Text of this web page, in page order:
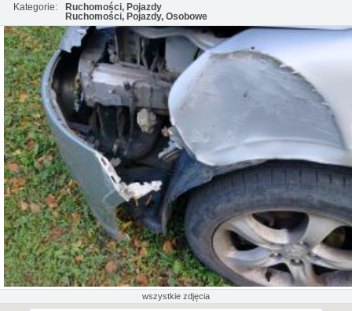
Kategorie:
Ruchomości, Pojazdy
Ruchomości, Pojazdy, Osobowe
wszystkie zdjęcia